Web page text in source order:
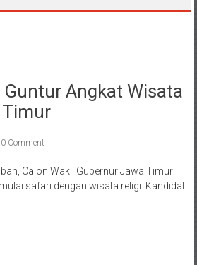
Guntur Angkat Wisata
Timur
0 Comment
Calon Wakil Gubernur Jawa Timur
safari dengan wisata religi. Kandidat